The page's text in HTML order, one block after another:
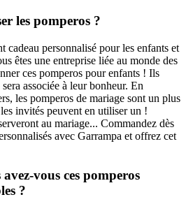
les pomperos ?
cadeau personnalisé pour les enfants et
êtes une entreprise liée au monde des
ces pomperos pour enfants ! Ils
associée à leur bonheur. En
les pomperos de mariage sont un plus
invités peuvent en utiliser un !
au mariage... Commandez dès
avec Garrampa et offrez cet
vous ces pomperos
?